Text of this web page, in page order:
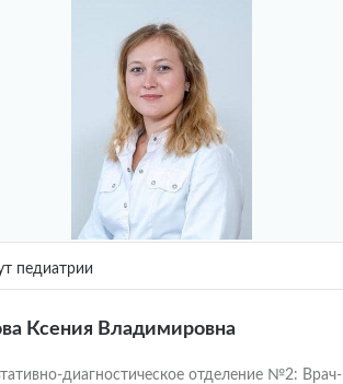
педиатрии
Ксения Владимировна
диагностическое отделение №2: Врач-